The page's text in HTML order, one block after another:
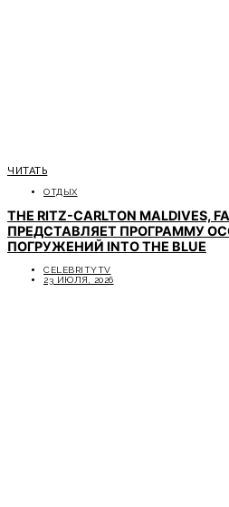
ЧИТАТЬ
ОТДЫХ
THE RITZ-CARLTON MALDIVES,
ПРЕДСТАВЛЯЕТ ПРОГРАММУ
ПОГРУЖЕНИЙ INTO THE BLUE
CELEBRITYTV
23 ИЮЛЯ, 2026